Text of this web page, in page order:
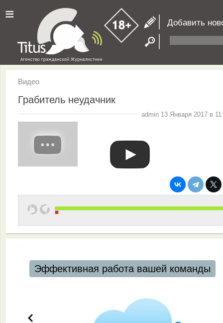
≡ Добавить
Видео
Грабитель неудачник
admin 13 Января 2017 в
Эффективная работа вашей команды